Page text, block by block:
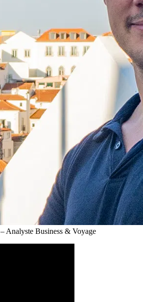
– Analyste Business & Voyage